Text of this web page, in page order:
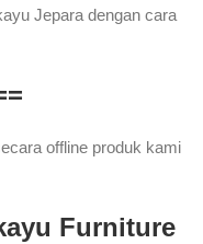
Jepara dengan cara
offline produk kami
Furniture